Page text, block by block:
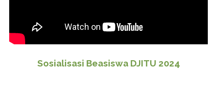
Sosialisasi Beasiswa DJITU 2024